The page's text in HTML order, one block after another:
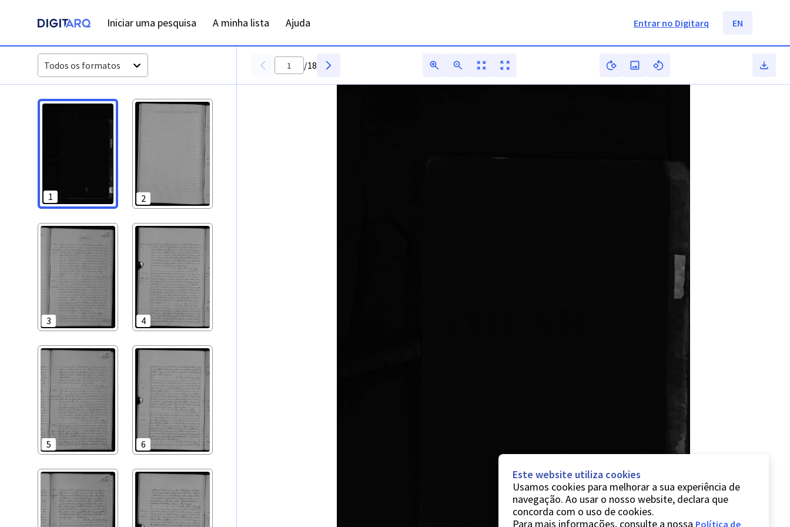
Iniciar uma pesquisa A minha lista Ajuda Entrar no Digitarq EN
Todos os formatos
1 2
3 4
5 6
/18
Este website utiliza cookies
Usamos cookies para melhorar a sua experiência de
navegação. Ao usar o nosso website, declara que
concorda com o uso de cookies.
Para mais informações, consulte a nossa Política de